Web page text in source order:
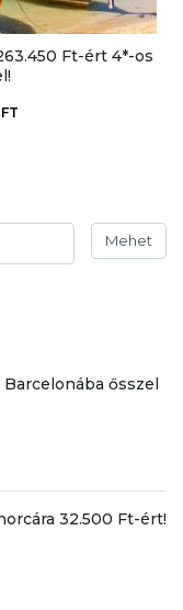
Ft-ért 4*-os
Mehet
ősszel
32.500 Ft-ért!